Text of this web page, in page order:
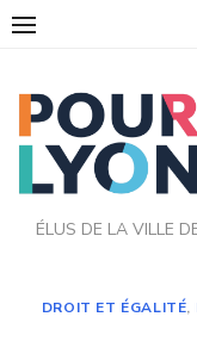
Skip
ÉLUS DE LA VILLE
DROIT ET ÉGALITÉ,